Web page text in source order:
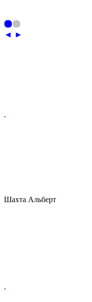
◄ ►
Шахта Альберт